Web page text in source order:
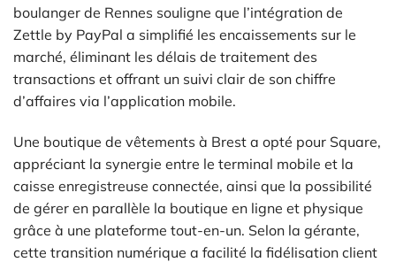
boulanger de Rennes souligne que l’intégration de
Zettle by PayPal a simplifié les encaissements sur le
marché, éliminant les délais de traitement des
transactions et offrant un suivi clair de son chiffre
d’affaires via l’application mobile.
Une boutique de vêtements à Brest a opté pour Square,
appréciant la synergie entre le terminal mobile et la
caisse enregistreuse connectée, ainsi que la possibilité
de gérer en parallèle la boutique en ligne et physique
grâce à une plateforme tout-en-un. Selon la gérante,
cette transition numérique a facilité la fidélisation client